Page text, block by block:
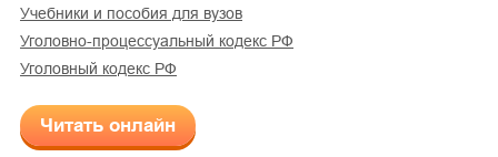
учебники и пособия для вузов
уголовно-процессуальный кодекс РФ
уголовный кодекс РФ
Читать онлайн